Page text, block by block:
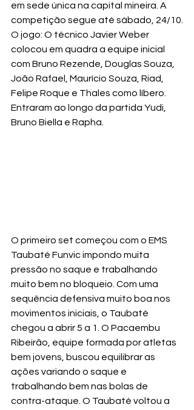
em sede única na capital mineira. A
competição segue até sábado, 24/10.
O jogo: O técnico Javier Weber
colocou em quadra a equipe inicial
com Bruno Rezende, Douglas Souza,
João Rafael, Maurício Souza, Riad,
Felipe Roque e Thales como líbero.
Entraram ao longo da partida Yudi,
Bruno Biella e Rapha.
O primeiro set começou com o EMS
Taubaté Funvic impondo muita
pressão no saque e trabalhando
muito bem no bloqueio. Com uma
sequência defensiva muito boa nos
movimentos iniciais, o Taubaté
chegou a abrir 5 a 1. O Pacaembu
Ribeirão, equipe formada por atletas
bem jovens, buscou equilibrar as
ações variando o saque e
trabalhando bem nas bolas de
contra-ataque. O Taubaté voltou a